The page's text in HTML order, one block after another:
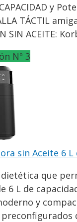
CAPACIDAD y
TÁCTIL
SIN ACEITE:
Nº 3
sin Aceite 6
que
6 L de
y